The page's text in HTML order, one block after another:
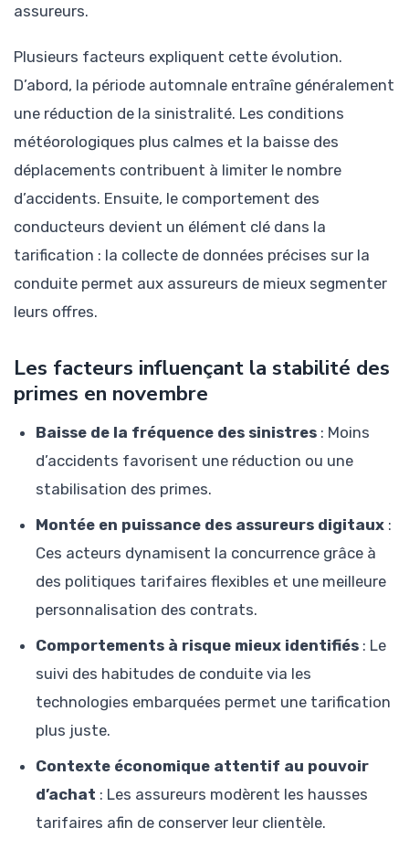
assureurs.
Plusieurs facteurs expliquent cette évolution.
D’abord, la période automnale entraîne généralement
une réduction de la sinistralité. Les conditions
météorologiques plus calmes et la baisse des
déplacements contribuent à limiter le nombre
d’accidents. Ensuite, le comportement des
conducteurs devient un élément clé dans la
tarification : la collecte de données précises sur la
conduite permet aux assureurs de mieux segmenter
leurs offres.
Les facteurs influençant la stabilité des
primes en novembre
Baisse de la fréquence des sinistres : Moins
d’accidents favorisent une réduction ou une
stabilisation des primes.
Montée en puissance des assureurs digitaux :
Ces acteurs dynamisent la concurrence grâce à
des politiques tarifaires flexibles et une meilleure
personnalisation des contrats.
Comportements à risque mieux identifiés : Le
suivi des habitudes de conduite via les
technologies embarquées permet une tarification
plus juste.
Contexte économique attentif au pouvoir
d’achat : Les assureurs modèrent les hausses
tarifaires afin de conserver leur clientèle.